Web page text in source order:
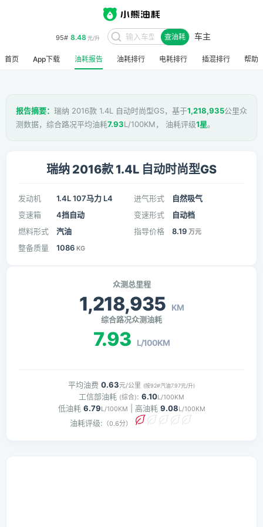
95# 8.48 元/升 查油耗 车主
首页 App下载 油耗报告 油耗排行 电耗排行 插混排行 帮助
报告摘要： 瑞纳 2016款 1.4L 自动时尚型GS，基于1,218,935公里众
测数据，综合路况平均油耗7.93L/100KM， 油耗评级1星。
瑞纳 2016款 1.4L 自动时尚型GS
发动机 1.4L 107马力 L4 进气形式
自然吸气
变速箱
4挡自动 变速形式
自动档
燃料形式
汽油 指导价格 8.19 万元
整备质量 1086 KG
众测总里程
1,218,935 KM
综合路况众测油耗
7.93 L/100KM
平均油费 0.63元/公里 (按92#汽油7.97元/升)
工信部油耗 (综合): 6.10L/100KM
低油耗 6.79L/100KM | 高油耗 9.08L/100KM
油耗评级: （0.6分）